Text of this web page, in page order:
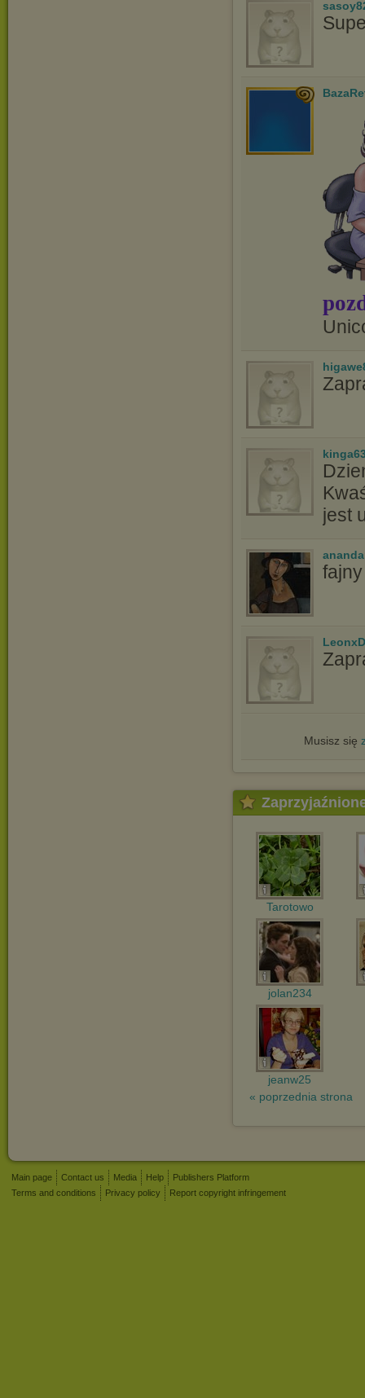
jest
Musisz się
Tarotowo
jolan234
jeanw25
« poprzednia strona
Main page Contact us Media Help
Publishers Platform
Terms and conditions
Privacy policy Report copyright infringement